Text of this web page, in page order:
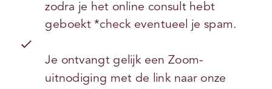
zodra je het online consult hebt
geboekt *check eventueel je spam.
Je ontvangt gelijk een Zoom-
uitnodiging met de link naar onze